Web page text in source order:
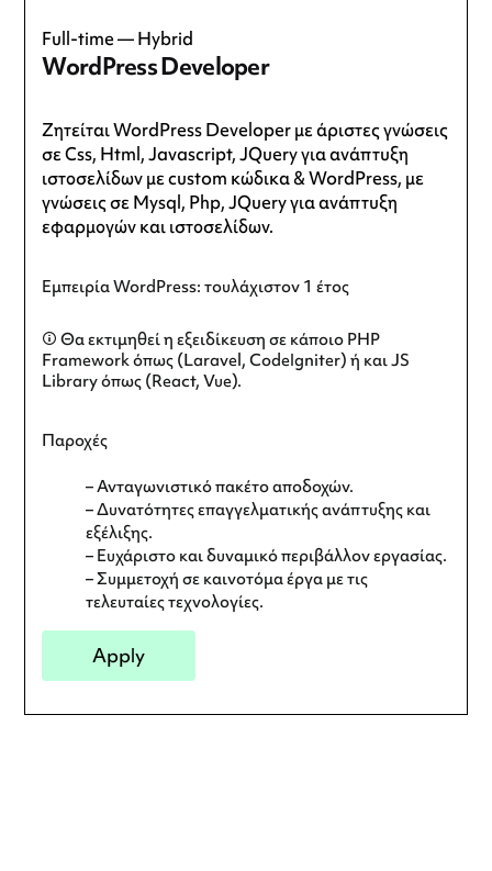
Full-time — Hybrid
WordPress Developer
Zητείται WordPress Developer με άριστες γνώσεις
σε Css, Html, Javascript, JQuery για ανάπτυξη
ιστοσελίδων με custom κώδικα & WordPress, με
γνώσεις σε Mysql, Php, JQuery για ανάπτυξη
εφαρμογών και ιστοσελίδων.
Εμπειρία WordPress: τουλάχιστον 1 έτος
Θα εκτιμηθεί η εξειδίκευση σε κάποιο PHP
Framework όπως (Laravel, CodeIgniter) ή και JS
Library όπως (React, Vue).
Παροχές
– Ανταγωνιστικό πακέτο αποδοχών.
– Δυνατότητες επαγγελματικής ανάπτυξης και
εξέλιξης.
– Ευχάριστο και δυναμικό περιβάλλον εργασίας.
– Συμμετοχή σε καινοτόμα έργα με τις
τελευταίες τεχνολογίες.
Apply